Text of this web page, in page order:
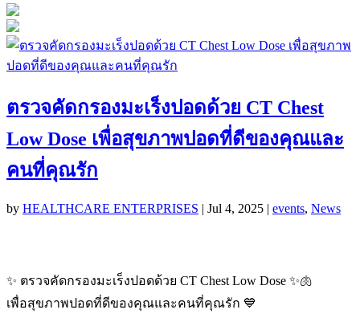
ตรวจคัดกรองมะเร็งปอดด้วย CT Chest
Low Dose เพื่อสุขภาพปอดที่ดีของคุณและ
คนที่คุณรัก
by HEALTHCARE ENTERPRISES | Jul 4, 2025 | events, News
✨ ตรวจคัดกรองมะเร็งปอดด้วย CT Chest Low Dose ✨🫁
เพื่อสุขภาพปอดที่ดีของคุณและคนที่คุณรัก 💙